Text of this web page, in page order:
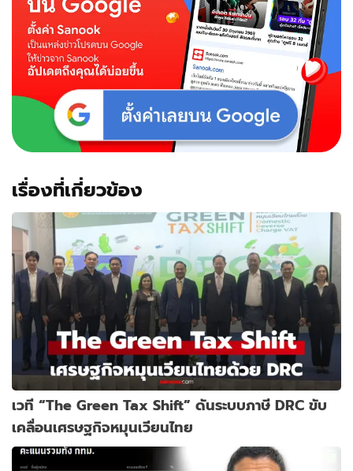
เรื่องที่เกี่ยวข้อง
เวที “The Green Tax Shift” ดันระบบภาษี DRC ขับ
เคลื่อนเศรษฐกิจหมุนเวียนไทย